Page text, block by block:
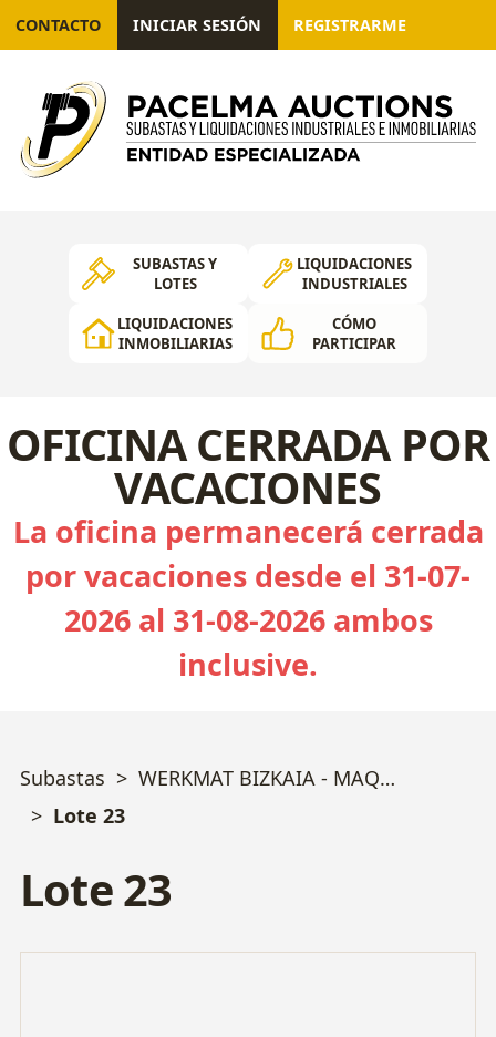
CONTACTO INICIAR SESIÓN REGISTRARME
SUBASTAS Y
LOTES
LIQUIDACIONES
INDUSTRIALES
LIQUIDACIONES
INMOBILIARIAS
CÓMO
PARTICIPAR
OFICINA CERRADA POR
VACACIONES
La oficina permanecerá cerrada
por vacaciones desde el 31-07-
2026 al 31-08-2026 ambos
inclusive.
Subastas
WERKMAT BIZKAIA - MAQUINARIA TROQUELERÍA y MECANIZADO
Lote 23
Lote 23